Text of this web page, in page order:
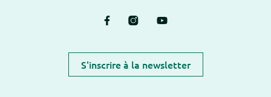
Lien vers le compte Facebook
Lien vers le compte Instagram
Lien vers la chaîne
S'inscrire à la newsletter